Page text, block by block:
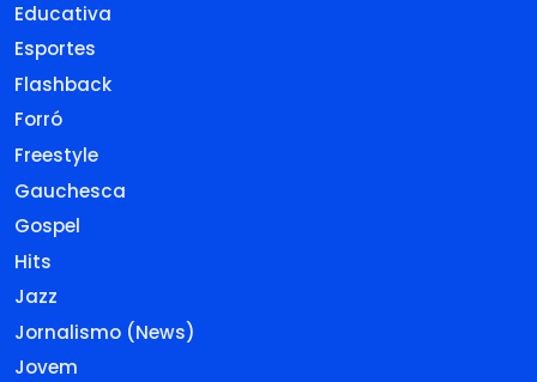
Educativa
Esportes
Flashback
Forró
Freestyle
Gauchesca
Gospel
Hits
Jazz
Jornalismo (News)
Jovem